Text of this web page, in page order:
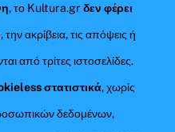
, το Kultura.grδεν φέρει
την ακρίβεια, τις απόψεις ή
από τρίτες ιστοσελίδες.
στατιστικά, χωρίς
δεδομένων,